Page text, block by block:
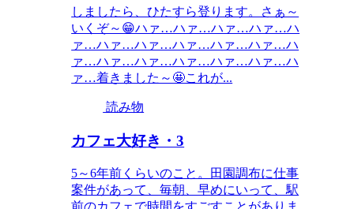
しましたら、ひたすら登ります。さぁ～
いくぞ～😁ハァ…ハァ…ハァ…ハァ…ハ
ァ…ハァ…ハァ…ハァ…ハァ…ハァ…ハ
ァ…ハァ…ハァ…ハァ…ハァ…ハァ…ハ
ァ…着きました～🤩これが...
読み物
カフェ大好き・3
5～6年前くらいのこと。田園調布に仕事
案件があって、毎朝、早めにいって、駅